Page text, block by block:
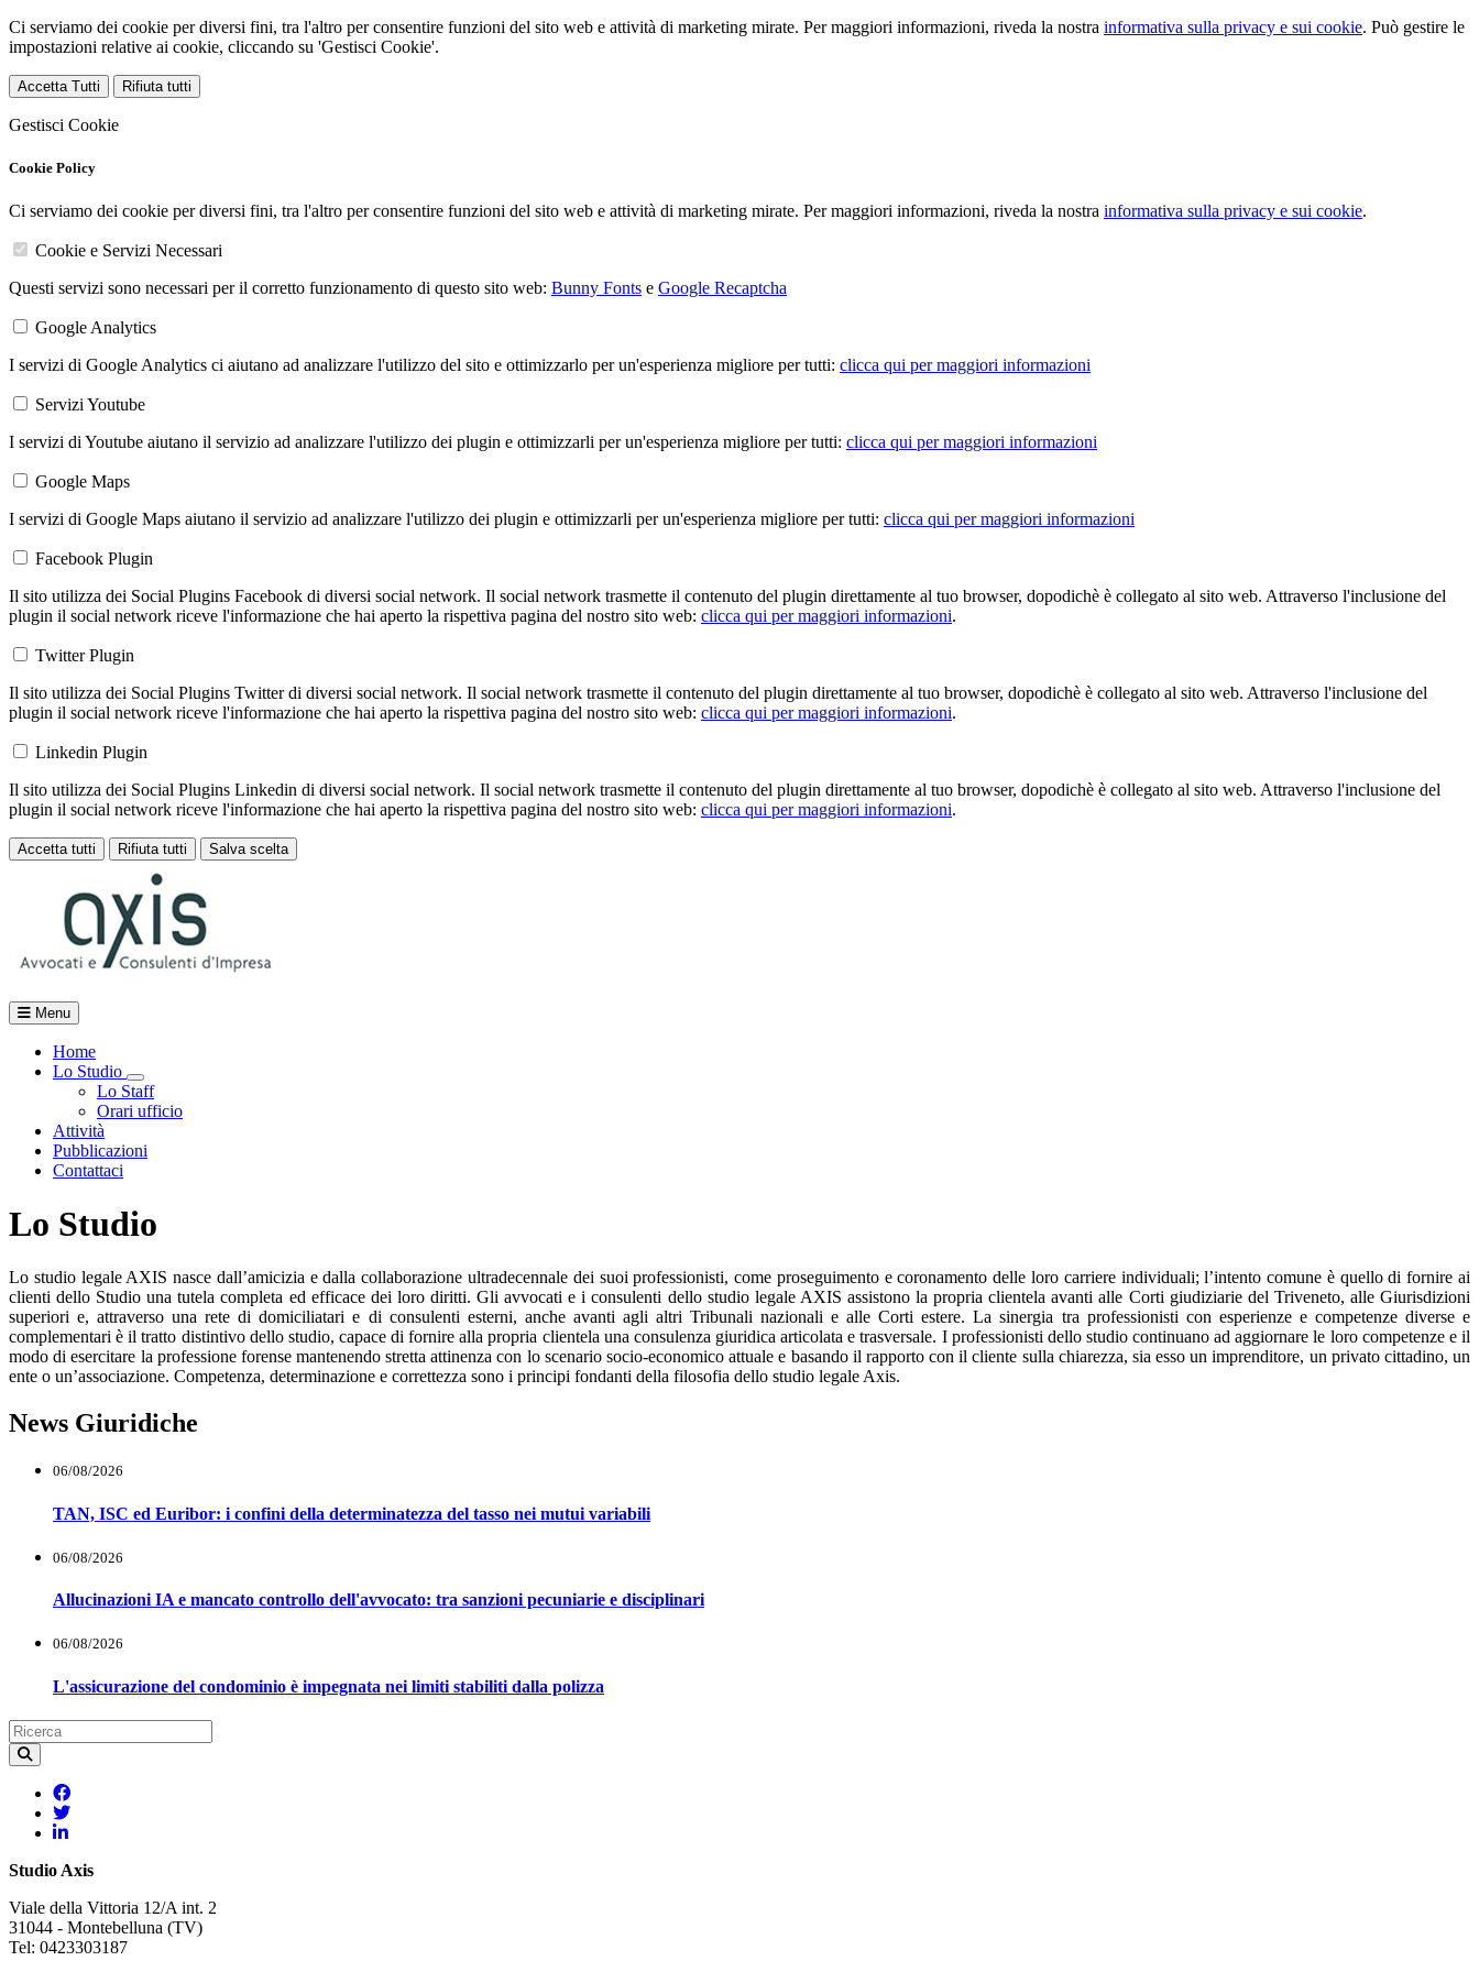
Ci serviamo dei cookie per diversi fini, tra l'altro per consentire funzioni del sito web e attività di marketing mirate. Per maggiori informazioni, riveda la nostra informativa sulla privacy e sui cookie. Può gestire le
impostazioni relative ai cookie, cliccando su 'Gestisci Cookie'.
Accetta Tutti Rifiuta tutti
Gestisci Cookie
Cookie Policy
Ci serviamo dei cookie per diversi fini, tra l'altro per consentire funzioni del sito web e attività di marketing mirate. Per maggiori informazioni, riveda la nostra informativa sulla privacy e sui cookie.
Cookie e Servizi Necessari
Questi servizi sono necessari per il corretto funzionamento di questo sito web: Bunny Fonts e Google Recaptcha
Google Analytics
I servizi di Google Analytics ci aiutano ad analizzare l'utilizzo del sito e ottimizzarlo per un'esperienza migliore per tutti: clicca qui per maggiori informazioni
Servizi Youtube
I servizi di Youtube aiutano il servizio ad analizzare l'utilizzo dei plugin e ottimizzarli per un'esperienza migliore per tutti: clicca qui per maggiori informazioni
Google Maps
I servizi di Google Maps aiutano il servizio ad analizzare l'utilizzo dei plugin e ottimizzarli per un'esperienza migliore per tutti: clicca qui per maggiori informazioni
Facebook Plugin
Il sito utilizza dei Social Plugins Facebook di diversi social network. Il social network trasmette il contenuto del plugin direttamente al tuo browser, dopodichè è collegato al sito web. Attraverso l'inclusione del
plugin il social network riceve l'informazione che hai aperto la rispettiva pagina del nostro sito web: clicca qui per maggiori informazioni.
Twitter Plugin
Il sito utilizza dei Social Plugins Twitter di diversi social network. Il social network trasmette il contenuto del plugin direttamente al tuo browser, dopodichè è collegato al sito web. Attraverso l'inclusione del
plugin il social network riceve l'informazione che hai aperto la rispettiva pagina del nostro sito web: clicca qui per maggiori informazioni.
Linkedin Plugin
Il sito utilizza dei Social Plugins Linkedin di diversi social network. Il social network trasmette il contenuto del plugin direttamente al tuo browser, dopodichè è collegato al sito web. Attraverso l'inclusione del
plugin il social network riceve l'informazione che hai aperto la rispettiva pagina del nostro sito web: clicca qui per maggiori informazioni.
Accetta tutti Rifiuta tutti Salva scelta
Menu
Home
Lo Studio
Toggle Dropdown
Lo Staff
Orari ufficio
Attività
Pubblicazioni
Contattaci
Lo Studio
Lo studio legale AXIS nasce dall’amicizia e dalla collaborazione ultradecennale dei suoi professionisti, come proseguimento e coronamento delle loro carriere individuali; l’intento comune è quello di fornire ai
clienti dello Studio una tutela completa ed efficace dei loro diritti.Gli avvocati e i consulenti dello studio legale AXIS assistono la propria clientela avanti alle Corti giudiziarie del Triveneto, alle Giurisdizioni
superiori e, attraverso una rete di domiciliatari e di consulenti esterni, anche avanti agli altri Tribunali nazionali e alle Corti estere. La sinergia tra professionisti con esperienze e competenze diverse e
complementari è il tratto distintivo dello studio, capace di fornire alla propria clientela una consulenza giuridica articolata e trasversale. I professionisti dello studio continuano ad aggiornare le loro competenze e il
modo di esercitare la professione forense mantenendo stretta attinenza con lo scenario socio-economico attuale e basando il rapporto con il cliente sulla chiarezza, sia esso un imprenditore, un privato cittadino, un
ente o un’associazione. Competenza, determinazione e correttezza sono i principi fondanti della filosofia dello studio legale Axis.
News Giuridiche
06/08/2026
TAN, ISC ed Euribor: i confini della determinatezza del tasso nei mutui variabili
06/08/2026
Allucinazioni IA e mancato controllo dell'avvocato: tra sanzioni pecuniarie e disciplinari
06/08/2026
L'assicurazione del condominio è impegnata nei limiti stabiliti dalla polizza
Studio Axis
Viale della Vittoria 12/A int. 2
31044 - Montebelluna (TV)
Tel: 0423303187